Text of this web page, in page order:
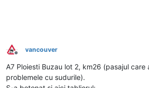
Deconectat
vancouver
A7 Ploiesti Buzau lot 2, km26 (pasajul care
problemele cu sudurile).